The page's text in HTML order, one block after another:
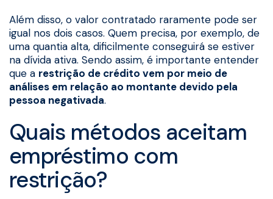
Além disso, o valor contratado raramente pode ser
igual nos dois casos. Quem precisa, por exemplo, de
uma quantia alta, dificilmente conseguirá se estiver
na dívida ativa. Sendo assim, é importante entender
que a restrição de crédito vem por meio de
análises em relação ao montante devido pela
pessoa negativada.
Quais métodos aceitam
empréstimo com
restrição?